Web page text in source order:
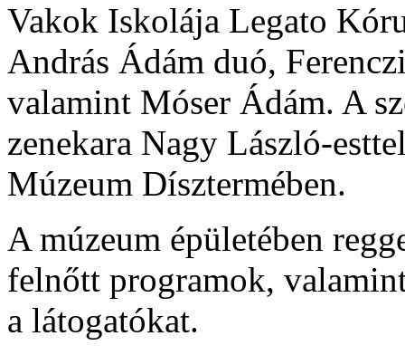
Vakok Iskolája Legato
András Ádám duó,
valamint Móser Ádám. A
zenekara Nagy László-
Múzeum Dísztermében.
A múzeum épületében
felnőtt programok,
a látogatókat.